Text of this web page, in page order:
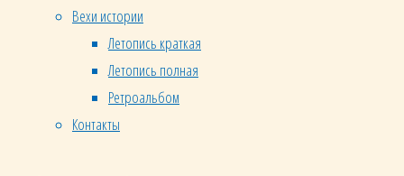
Вехи истории
Летопись краткая
Летопись полная
Ретроальбом
Контакты
С
одной
стороны,